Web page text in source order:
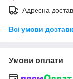
Адресна
Всі умови
Умови оплати